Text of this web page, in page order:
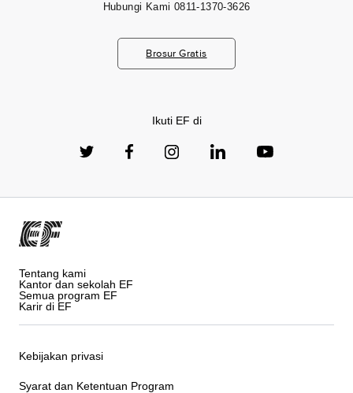
Hubungi Kami 0811-1370-3626
Brosur Gratis
Ikuti EF di
Tentang kami
Kantor dan sekolah EF
Semua program EF
Karir di EF
Kebijakan privasi
Syarat dan Ketentuan Program